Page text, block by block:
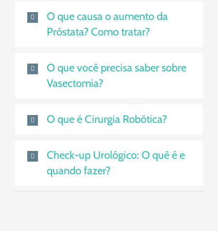
O que causa o aumento da
Próstata? Como tratar?
O que você precisa saber sobre
Vasectomia?
O que é Cirurgia Robótica?
Check-up Urológico: O quê é e
quando fazer?